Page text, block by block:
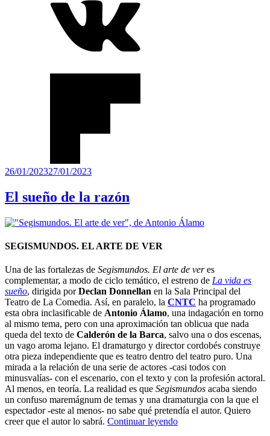
Publicado
26/01/202327/01/2023
El sueño de la razón
SEGISMUNDOS. EL ARTE DE VER
Una de las fortalezas de Segismundos. El arte de veres
complementar, a modo de ciclo temático, el estreno de La vida es
sueño, dirigida porDeclan Donnellan en la Sala Principal del
Teatro de La Comedia. Así, en paralelo, la CNTC ha programado
esta obra inclasificable de Antonio Álamo, una indagación en torno
al mismo tema, pero con una aproximación tan oblicua que nada
queda del texto de Calderón de la Barca, salvo una o dos escenas,
un vago aroma lejano. El dramaturgo y director cordobés construye
otra pieza independiente que es teatro dentro del teatro puro. Una
mirada a la relación de una serie de actores -casi todos con
minusvalías- con el escenario, con el texto y con la profesión actoral.
Al menos, en teoría. La realidad es que Segismundos acaba siendo
un confuso maremágnum de temas y una dramaturgia con la que el
espectador -este al menos- no sabe qué pretendía el autor. Quiero
creer que el autor lo sabrá. Continuar leyendo“El